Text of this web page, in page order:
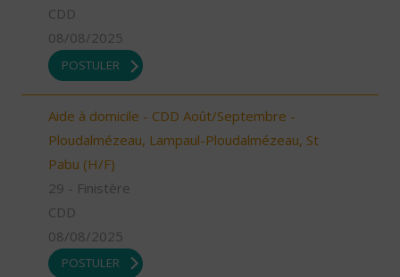
CDD
08/08/2025
POSTULER
Aide à domicile - CDD Août/Septembre -
Ploudalmézeau, Lampaul-Ploudalmézeau, St
Pabu (H/F)
29 - Finistère
CDD
08/08/2025
POSTULER